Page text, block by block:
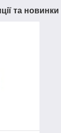
та новинки